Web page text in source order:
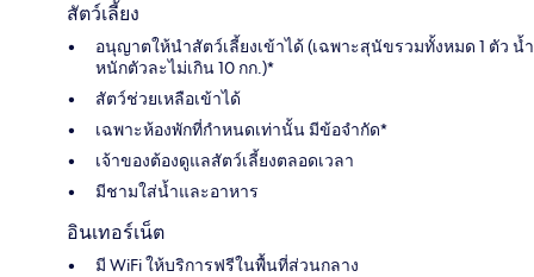
สัตว์เลี้ยง
อนุญาตให้นำสัตว์เลี้ยงเข้าได้ (เฉพาะสุนัขรวมทั้งหมด 1 ตัว น้ำ
หนักตัวละไม่เกิน 10 กก.)*
สัตว์ช่วยเหลือเข้าได้
เฉพาะห้องพักที่กำหนดเท่านั้น มีข้อจำกัด*
เจ้าของต้องดูแลสัตว์เลี้ยงตลอดเวลา
มีชามใส่น้ำและอาหาร
อินเทอร์เน็ต
มี WiFi ให้บริการฟรีในพื้นที่ส่วนกลาง